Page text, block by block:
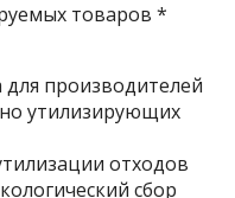
товаров *
для производителей
утилизирующих
отходов
сбор